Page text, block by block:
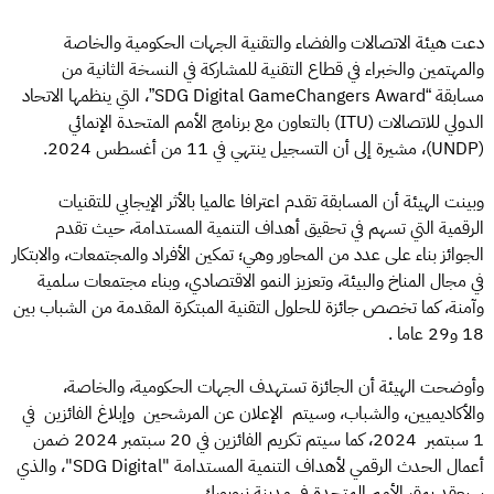
دعت هيئة الاتصالات والفضاء والتقنية الجهات الحكومية والخاصة
والمهتمين والخبراء في قطاع التقنية للمشاركة في النسخة الثانية من
مسابقة “SDG Digital GameChangers Award”، التي ينظمها الاتحاد
الدولي للاتصالات (ITU) بالتعاون مع برنامج الأمم المتحدة الإنمائي
(UNDP)، مشيرة إلى أن التسجيل ينتهي في 11 من أغسطس 2024.
وبينت الهيئة أن المسابقة تقدم اعترافا عالميا بالأثر الإيجابي للتقنيات
الرقمية التي تسهم في تحقيق أهداف التنمية المستدامة، حيث تقدم
الجوائز بناء على عدد من المحاور وهي؛ تمكين الأفراد والمجتمعات، والابتكار
في مجال المناخ والبيئة، وتعزيز النمو الاقتصادي، وبناء مجتمعات سلمية
وآمنة، كما تخصص جائزة للحلول التقنية المبتكرة المقدمة من الشباب بين
18 و29 عاما .
وأوضحت الهيئة أن الجائزة تستهدف الجهات الحكومية، والخاصة،
والأكاديميين، والشباب، وسيتم الإعلان عن المرشحين وإبلاغ الفائزين في
1 سبتمبر 2024، كما سيتم تكريم الفائزين في 20 سبتمبر 2024 ضمن
أعمال الحدث الرقمي لأهداف التنمية المستدامة "SDG Digital"، والذي